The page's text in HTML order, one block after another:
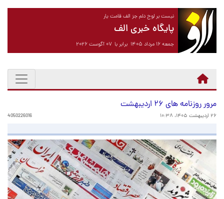
نیست بر لوح دلم جز الف قامت یار
پایگاه خبری الف
جمعه ۱۶ مرداد ۱۴۰۵ برابر با ۰۷ آگوست ۲۰۲۶
مرور روزنامه های ۲۶ اردیبهشت
۲۶ اردیبهشت ۱۴۰۵، ۱۰:۳۸ 4050226016